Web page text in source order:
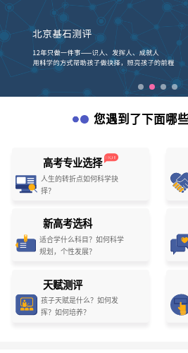
您遇到了下面哪
高考专业选择
人生的转折点如何科学抉
择？
新高考选科
适合学什么科目？如何科学
规划，个性发展？
天赋测评
孩子天赋是什么？如何发
挥？如何培养？